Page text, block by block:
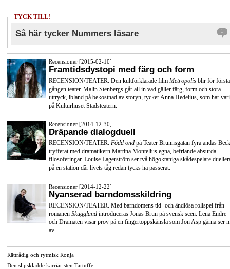
TYCK TILL!
Så här tycker Nummers läsare 1
Recensioner [2015-02-10]
Framtidsdystopi med färg och form
RECENSION/TEATER. Den kultförklarade film Metropolis blir för första
gången teater. Malin Stenbergs går all in vad gäller färg, form och stora
uttryck, ibland på bekostnad av storyn, tycker Anna Hedelius, som har
på Kulturhuset Stadsteatern.
Recensioner [2014-12-30]
Dräpande dialogduell
RECENSION/TEATER. Född ond på Teater Brunnsgatan fyra andas
tryfferat med dramatikern Martina Montelius egna, befriande absurda
filosoferingar. Louise Lagerström ser två högoktaniga skådespelare
på en station där livets tåg redan tycks ha passerat.
Recensioner [2014-12-22]
Nyanserad barndomsskildring
RECENSION/TEATER. Med barndomens tid- och ändlösa rollspel från
romanen Skuggland introduceras Jonas Brun på svensk scen. Lena Endre
och Dramaten visar prov på en fingertoppskänsla som Jon Asp gärna ser
av.
Rättrådig och rytmisk Ronja
Den slipsklädde karriäristen Tartuffe